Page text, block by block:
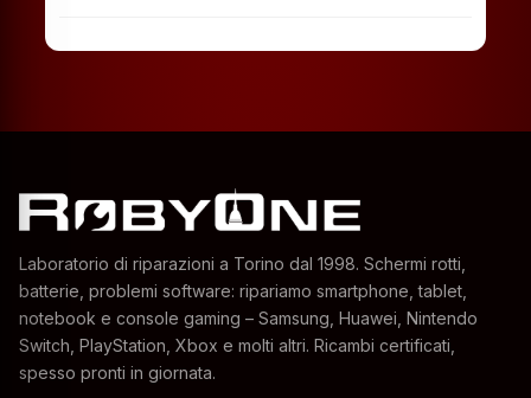
Laboratorio di riparazioni a Torino dal 1998. Schermi rotti,
batterie, problemi software: ripariamo smartphone, tablet,
notebook e console gaming – Samsung, Huawei, Nintendo
Switch, PlayStation, Xbox e molti altri. Ricambi certificati,
spesso pronti in giornata.